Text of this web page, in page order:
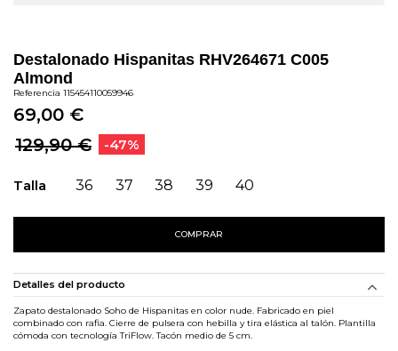
Destalonado Hispanitas RHV264671 C005
Almond
Referencia 115454110059946
69,00 €
129,90 €
-47%
Talla 36 37 38 39 40
COMPRAR
Detalles del producto
Zapato destalonado Soho de Hispanitas en color nude. Fabricado en piel
combinado con rafia. Cierre de pulsera con hebilla y tira elástica al talón. Plantilla
cómoda con tecnología TriFlow. Tacón medio de 5 cm.